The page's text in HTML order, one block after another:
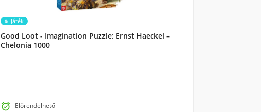
Játék
Good Loot - Imagination Puzzle: Ernst Haeckel –
Chelonia 1000
 Előrendelhető